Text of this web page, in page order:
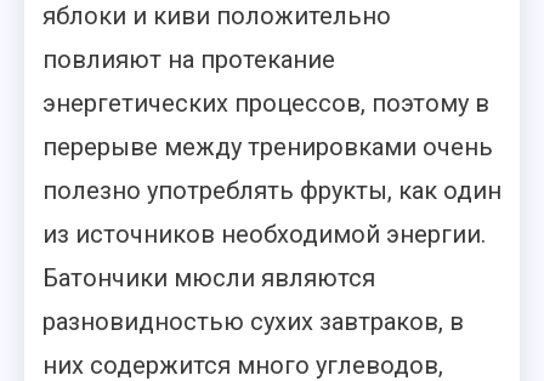
яблоки и киви положительно
повлияют на протекание
энергетических процессов, поэтому в
перерыве между тренировками очень
полезно употреблять фрукты, как один
из источников необходимой энергии.
Батончики мюсли являются
разновидностью сухих завтраков, в
них содержится много углеводов,